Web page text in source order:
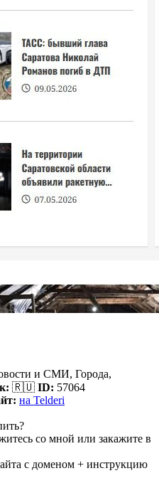
и СМИ, Города,
🇷🇺 ID: 57064
на Telderi
со мной или закажите в
с доменом + инструкцию